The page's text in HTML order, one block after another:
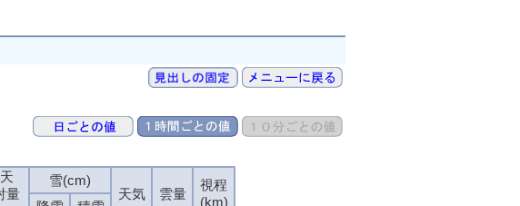
量
雪(cm)
天気
雲量
視程
(km)